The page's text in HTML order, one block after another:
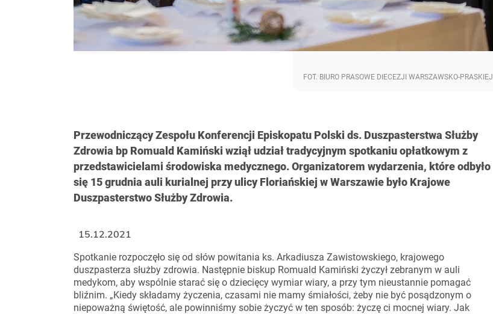
Przewodniczący Zespołu Konferencji Episkopatu Polski ds. Duszpasterstwa Służby
Zdrowia bp Romuald Kamiński wziął udział tradycyjnym spotkaniu opłatkowym z
przedstawicielami środowiska medycznego. Organizatorem wydarzenia, które odbyło
się 15 grudnia auli kurialnej przy ulicy Floriańskiej w Warszawie było Krajowe
Duszpasterstwo Służby Zdrowia.
FOT. BIURO PRASOWE DIECEZJI WARSZAWSKO-PRASKIEJ
Spotkanie rozpoczęło się od słów powitania ks. Arkadiusza Zawistowskiego, krajowego
duszpasterza służby zdrowia. Następnie biskup Romuald Kamiński życzył zebranym w auli
medykom, aby wspólnie starać się o dziecięcy wymiar wiary, a przy tym nieustannie pomagać
bliźnim. „Kiedy składamy życzenia, czasami nie mamy śmiałości, żeby nie być posądzonym o
niepoważną świętość, ale powinniśmy sobie życzyć w ten sposób: życzę ci mocnej wiary. Jak
15.12.2021